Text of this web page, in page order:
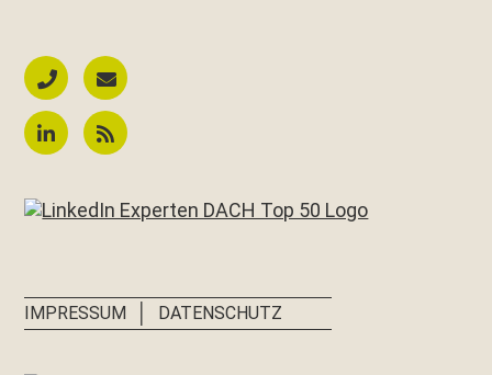
IMPRESSUM DATENSCHUTZ